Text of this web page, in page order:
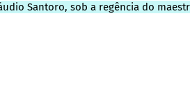
Santoro, sob a regência do